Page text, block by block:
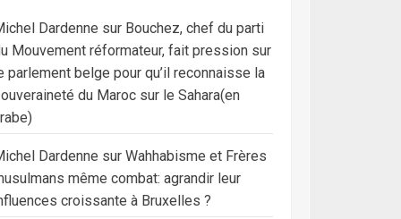
Dardenne sur Bouchez, chef du parti
Mouvement réformateur, fait pression sur
parlement belge pour qu’il reconnaisse la
du Maroc sur le Sahara(en
Dardenne sur Wahhabisme et Frères
même combat: agrandir leur
croissante à Bruxelles ?